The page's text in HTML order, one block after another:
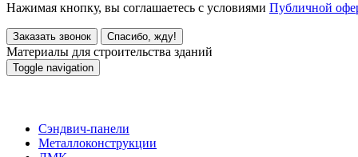
Нажимая кнопку, вы соглашаетесь с условиями Публичной
Заказать звонок Спасибо, жду!
Материалы для строительства зданий
Toggle navigation
Сэндвич-панели
Металлоконструкции